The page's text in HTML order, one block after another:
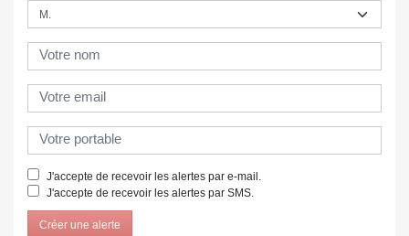
J'accepte de recevoir les alertes par e-mail.
J'accepte de recevoir les alertes par SMS.
Créer une alerte